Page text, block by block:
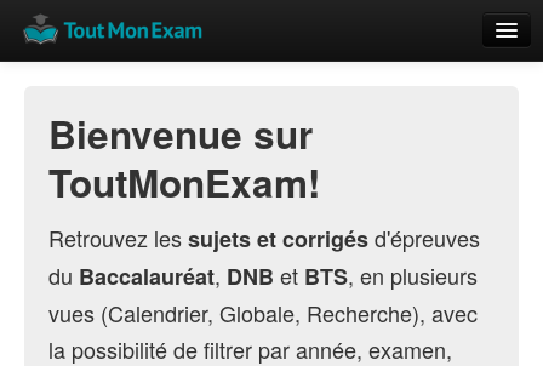
Vue globale
Nouveautés
Rajouter
Résultats
ECE du Bac
Bienvenue sur
ToutMonExam!
Retrouvez lessujets et corrigésd'épreuves
du Baccalauréat, DNB et BTS, en plusieurs
vues (Calendrier, Globale, Recherche), avec
la possibilité de filtrer par année, examen,